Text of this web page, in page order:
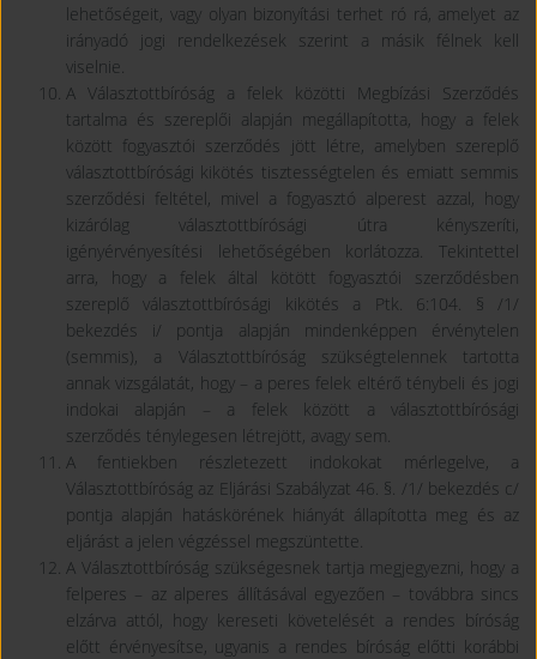
lehetőségeit, vagy olyan bizonyítási terhet ró rá, amelyet az
irányadó jogi rendelkezések szerint a másik félnek kell
viselnie.
A Választottbíróság a felek közötti Megbízási Szerződés
tartalma és szereplői alapján megállapította, hogy a felek
között fogyasztói szerződés jött létre, amelyben szereplő
választottbírósági kikötés tisztességtelen és emiatt semmis
szerződési feltétel, mivel a fogyasztó alperest azzal, hogy
kizárólag választottbírósági útra kényszeríti,
igényérvényesítési lehetőségében korlátozza. Tekintettel
arra, hogy a felek által kötött fogyasztói szerződésben
szereplő választottbírósági kikötés a Ptk. 6:104. § /1/
bekezdés i/ pontja alapján mindenképpen érvénytelen
(semmis), a Választottbíróság szükségtelennek tartotta
annak vizsgálatát, hogy – a peres felek eltérő ténybeli és jogi
indokai alapján – a felek között a választottbírósági
szerződés ténylegesen létrejött, avagy sem.
A fentiekben részletezett indokokat mérlegelve, a
Választottbíróság az Eljárási Szabályzat 46. §. /1/ bekezdés c/
pontja alapján hatáskörének hiányát állapította meg és az
eljárást a jelen végzéssel megszüntette.
A Választottbíróság szükségesnek tartja megjegyezni, hogy a
felperes – az alperes állításával egyezően – továbbra sincs
elzárva attól, hogy kereseti követelését a rendes bíróság
előtt érvényesítse, ugyanis a rendes bíróság előtti korábbi